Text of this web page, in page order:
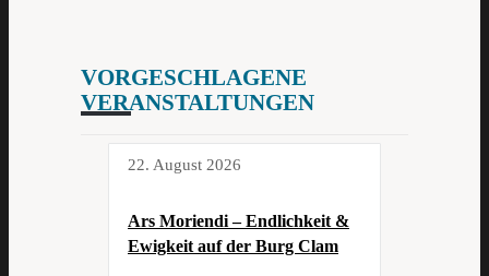
VORGESCHLAGENE
VERANSTALTUNGEN
22. August 2026
Ars Moriendi – Endlichkeit &
Ewigkeit auf der Burg Clam